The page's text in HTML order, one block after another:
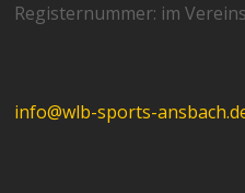
Registernummer: im
info@wlb-sports-